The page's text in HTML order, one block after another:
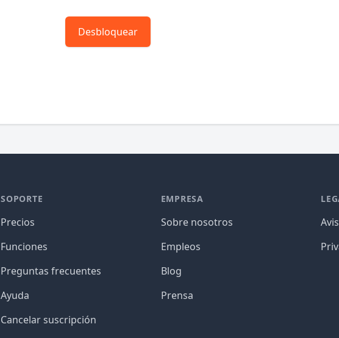
Desbloquear
SOPORTE
Precios
Funciones
Preguntas frecuentes
Ayuda
Cancelar suscripción
EMPRESA
Sobre nosotros
Empleos
Blog
Prensa